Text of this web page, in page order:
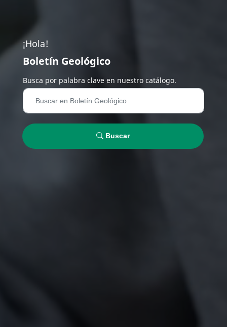
¡Hola!
Boletín Geológico
Busca por palabra clave en nuestro catálogo.
Buscar